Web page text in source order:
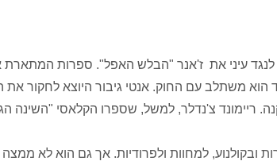
לנגד עיני את ז'אנר "הבלש האפל". ספרות
משתלב עם החוק. אנטי גיבור היוצא לחקור את
רחבי לסת חמוש ב 0.38 קצוץ קנה. ריימונד צ'נדלר, למשל, שספרו
ובקולנוע, למחוות ולפרודיות. אך גם הוא לא